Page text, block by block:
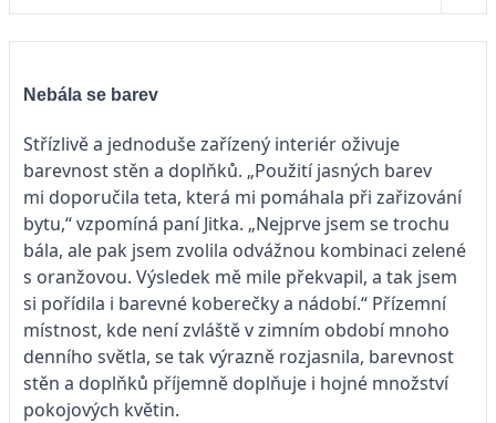
Nebála se barev
Střízlivě a jednoduše zařízený interiér oživuje
barevnost stěn a doplňků. „Použití jasných barev
mi doporučila teta, která mi pomáhala při zařizování
bytu,“ vzpomíná paní Jitka. „Nejprve jsem se trochu
bála, ale pak jsem zvolila odvážnou kombinaci zelené
s oranžovou. Výsledek mě mile překvapil, a tak jsem
si pořídila i barevné koberečky a nádobí.“ Přízemní
místnost, kde není zvláště v zimním období mnoho
denního světla, se tak výrazně rozjasnila, barevnost
stěn a doplňků příjemně doplňuje i hojné množství
pokojových květin.